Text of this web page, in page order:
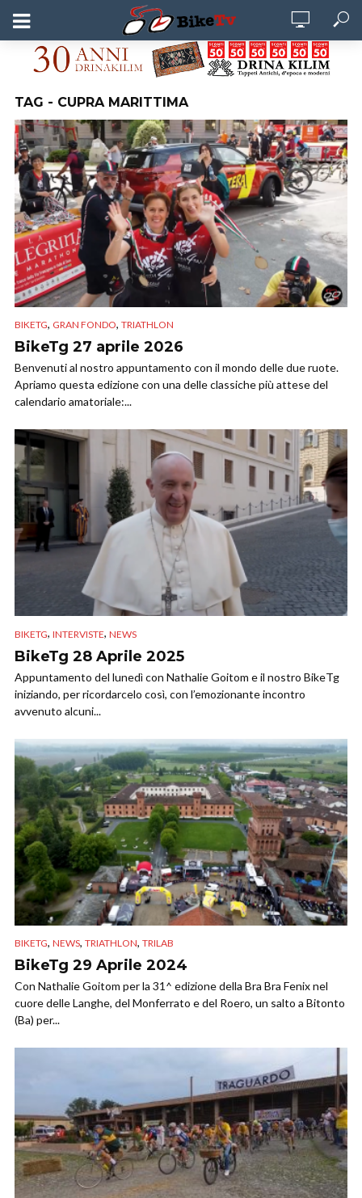
TAG - CUPRA MARITTIMA
BIKETG, GRAN FONDO, TRIATHLON
BikeTg 27 aprile 2026
Benvenuti al nostro appuntamento con il mondo delle due ruote.
Apriamo questa edizione con una delle classiche più attese del
calendario amatoriale:...
BIKETG, INTERVISTE, NEWS
BikeTg 28 Aprile 2025
Appuntamento del lunedì con Nathalie Goitom e il nostro BikeTg
iniziando, per ricordarcelo così, con l’emozionante incontro
avvenuto alcuni...
BIKETG, NEWS, TRIATHLON, TRILAB
BikeTg 29 Aprile 2024
Con Nathalie Goitom per la 31^ edizione della Bra Bra Fenix nel
cuore delle Langhe, del Monferrato e del Roero, un salto a Bitonto
(Ba) per...